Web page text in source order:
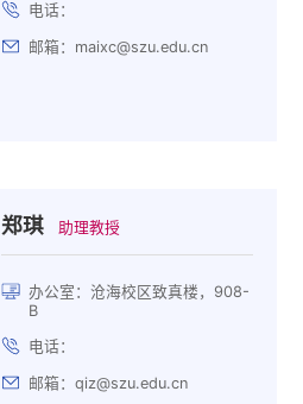
电话：
邮箱：maixc@szu.edu.cn
郑琪 助理教授
办公室：沧海校区致真楼，908-
B
电话：
邮箱：qiz@szu.edu.cn